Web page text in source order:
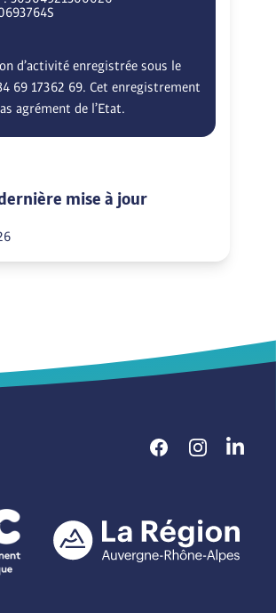
d’activité enregistrée sous le
69 17362 69. Cet enregistrement
agrément de l’Etat.
mise à jour